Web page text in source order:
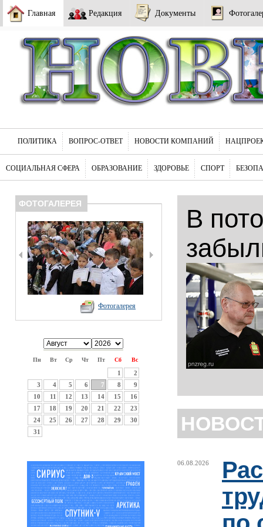
Главная Редакция Документы
ПОЛИТИКА ВОПРОС-ОТВЕТ НОВОСТИ КОМПАНИЙ
СОЦИАЛЬНАЯ СФЕРА ОБРАЗОВАНИЕ ЗДОРОВЬЕ СПОРТ
ФОТОГАЛЕРЕЯ
Фотогалерея
Пн Вт Ср Чт Пт Сб Вс
1
2
3
4 5 6 7 8
9
10
11 12 13 14 15
16
17
18 19 20 21 22
23
24
25 26 27 28 29
30
31
В
06.08.2026